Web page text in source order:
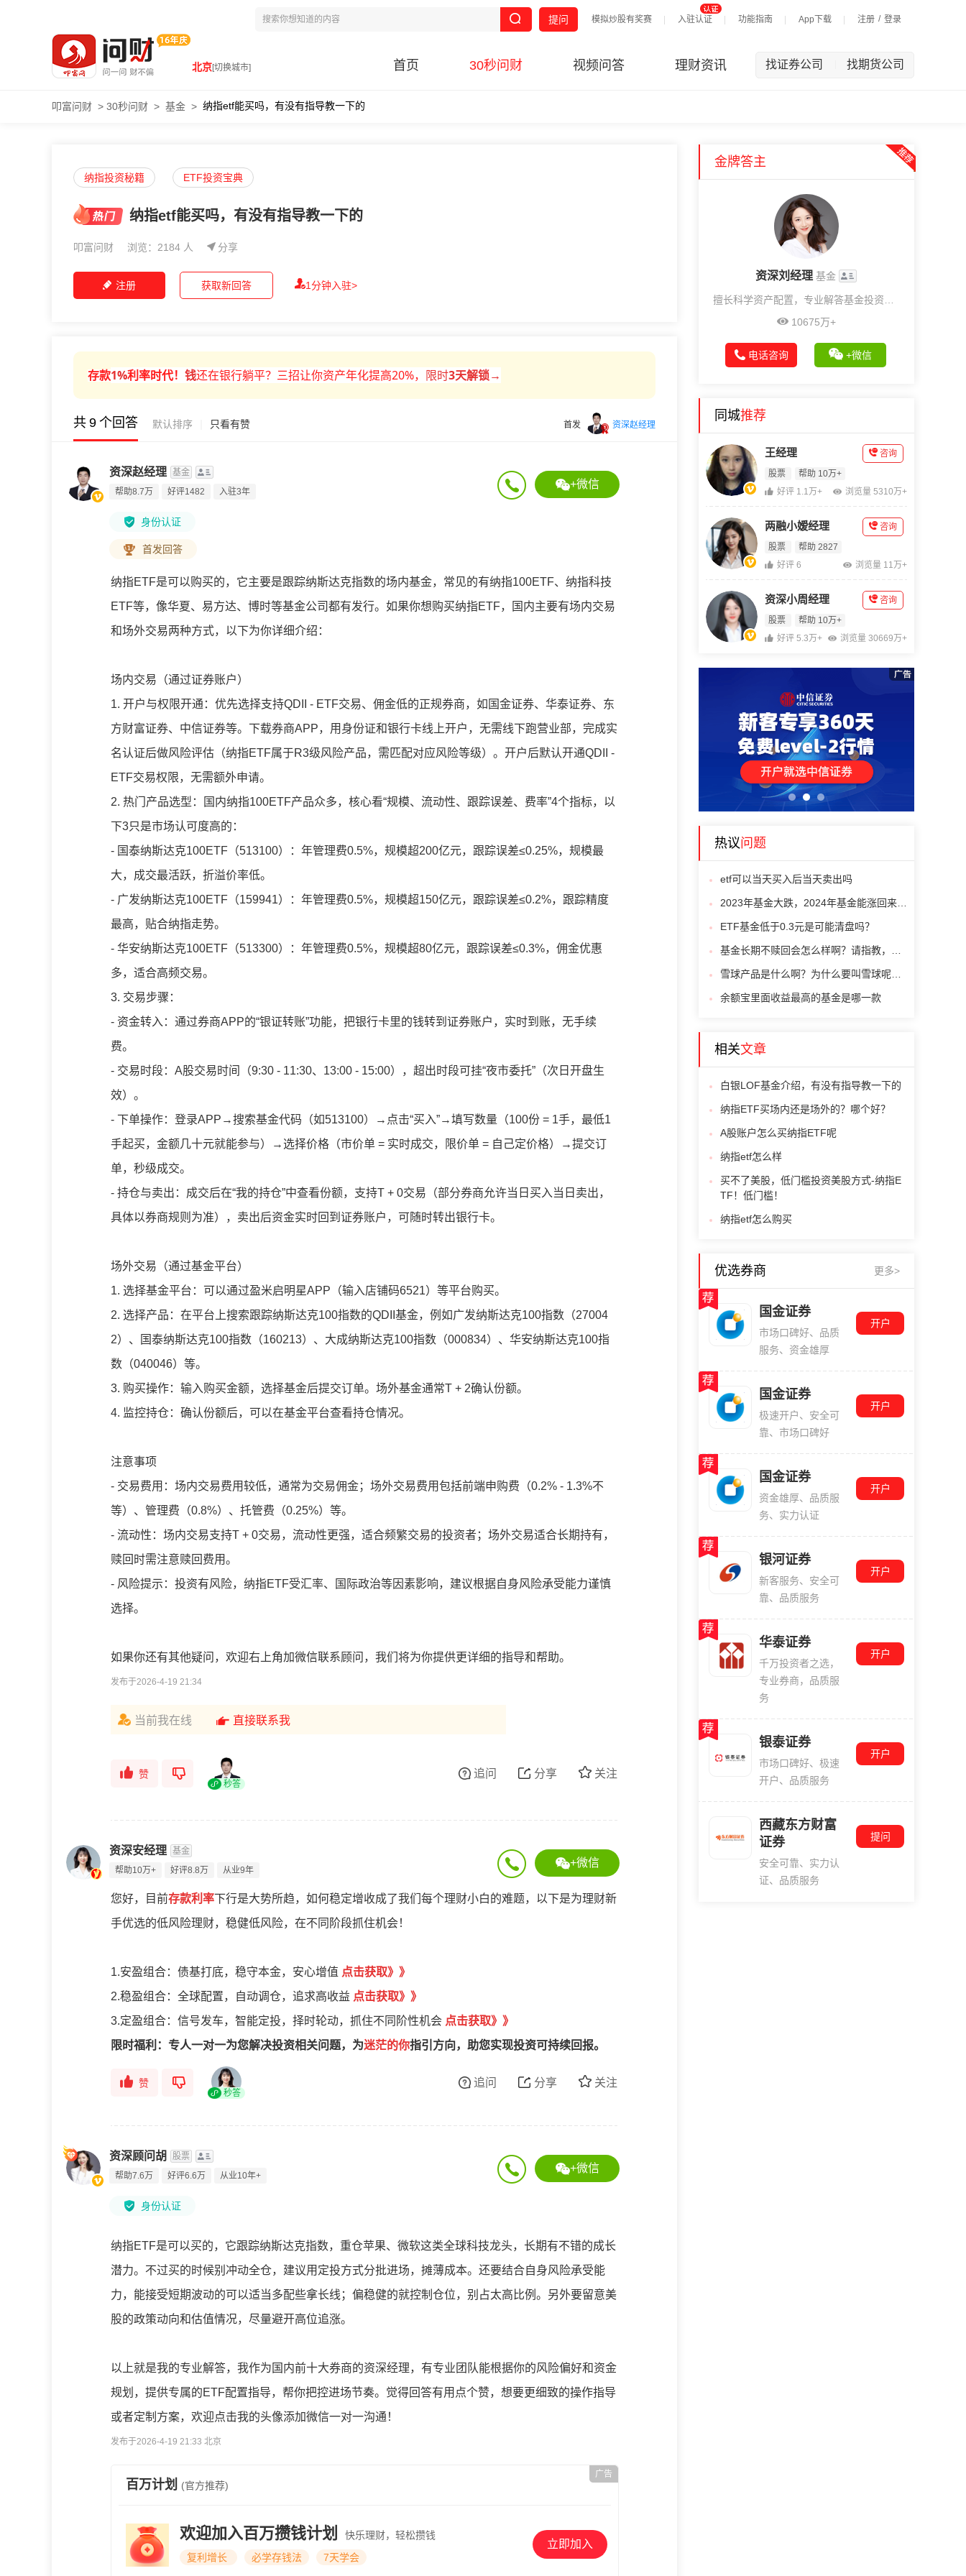
模拟炒股有奖赛 入驻认证 功能指南 App下载 注册 / 登录
提问
北京[切换城市] 首页 30秒问财 视频问答 理财资讯 找证券公司 找期货公司
叩富问财 > 30秒问财 > 基金 > 纳指etf能买吗，有没有指导教一下的
纳指投资秘籍 ETF投资宝典
纳指etf能买吗，有没有指导教一下的
叩富问财 浏览：2184 人 分享
注册 1分钟入驻>
获取新回答
存款1%利率时代！ 钱还在银行躺平？三招让你资产年化提高20%， 限时3天解锁→
共 9 个回答 默认排序 只看有赞 首发 资深赵经理
+微信
资深赵经理 基金
帮助8.7万
好评1482 入驻3年
身份认证
首发回答
纳指ETF是可以购买的，它主要是跟踪纳斯达克指数的场内基金，常见的有纳指100ETF、纳指科技
ETF等，像华夏、易方达、博时等基金公司都有发行。如果你想购买纳指ETF，国内主要有场内交易
和场外交易两种方式，以下为你详细介绍：
场内交易（通过证券账户）
1. 开户与权限开通：优先选择支持QDII - ETF交易、佣金低的正规券商，如国金证券、华泰证券、东
方财富证券、中信证券等。下载券商APP，用身份证和银行卡线上开户，无需线下跑营业部，完成实
名认证后做风险评估（纳指ETF属于R3级风险产品，需匹配对应风险等级）。开户后默认开通QDII -
ETF交易权限，无需额外申请。
2. 热门产品选型：国内纳指100ETF产品众多，核心看“规模、流动性、跟踪误差、费率”4个指标，以
下3只是市场认可度高的：
- 国泰纳斯达克100ETF（513100）：年管理费0.5%，规模超200亿元，跟踪误差≤0.25%，规模最
大，成交最活跃，折溢价率低。
- 广发纳斯达克100ETF（159941）：年管理费0.5%，规模超150亿元，跟踪误差≤0.2%，跟踪精度
最高，贴合纳指走势。
- 华安纳斯达克100ETF（513300）：年管理费0.5%，规模超80亿元，跟踪误差≤0.3%，佣金优惠
多，适合高频交易。
3. 交易步骤：
- 资金转入：通过券商APP的“银证转账”功能，把银行卡里的钱转到证券账户，实时到账，无手续
费。
- 交易时段：A股交易时间（9:30 - 11:30、13:00 - 15:00），超出时段可挂“夜市委托”（次日开盘生
效）。
- 下单操作：登录APP→搜索基金代码（如513100）→点击“买入”→填写数量（100份 = 1手，最低1
手起买，金额几十元就能参与）→选择价格（市价单 = 实时成交，限价单 = 自己定价格）→提交订
单，秒级成交。
- 持仓与卖出：成交后在“我的持仓”中查看份额，支持T + 0交易（部分券商允许当日买入当日卖出，
具体以券商规则为准），卖出后资金实时回到证券账户，可随时转出银行卡。
场外交易（通过基金平台）
1. 选择基金平台：可以通过盈米启明星APP（输入店铺码6521）等平台购买。
2. 选择产品：在平台上搜索跟踪纳斯达克100指数的QDII基金，例如广发纳斯达克100指数（27004
2）、国泰纳斯达克100指数（160213）、大成纳斯达克100指数（000834）、华安纳斯达克100指
数（040046）等。
3. 购买操作：输入购买金额，选择基金后提交订单。场外基金通常T + 2确认份额。
4. 监控持仓：确认份额后，可以在基金平台查看持仓情况。
注意事项
- 交易费用：场内交易费用较低，通常为交易佣金；场外交易费用包括前端申购费（0.2% - 1.3%不
等）、管理费（0.8%）、托管费（0.25%）等。
- 流动性：场内交易支持T + 0交易，流动性更强，适合频繁交易的投资者；场外交易适合长期持有，
赎回时需注意赎回费用。
- 风险提示：投资有风险，纳指ETF受汇率、国际政治等因素影响，建议根据自身风险承受能力谨慎
选择。
如果你还有其他疑问，欢迎右上角加微信联系顾问，我们将为你提供更详细的指导和帮助。
发布于2026-4-19 21:34
当前我在线 直接联系我
赞
秒答
关注
分享
追问
+微信
资深安经理 基金
帮助10万+
好评8.8万 从业9年
您好，目前存款利率下行是大势所趋，如何稳定增收成了我们每个理财小白的难题，以下是为理财新
手优选的低风险理财，稳健低风险，在不同阶段抓住机会！
1.安盈组合：债基打底，稳守本金，安心增值 点击获取》 》
2.稳盈组合：全球配置，自动调仓，追求高收益 点击获取》》
3.定盈组合：信号发车，智能定投，择时轮动，抓住不同阶性机会 点击获取》》
限时福利：专人一对一为您解决投资相关问题，为迷茫的你指引方向，助您实现投资可持续回报。
赞
秒答
关注
分享
追问
+微信
资深顾问胡
股票
帮助7.6万
好评6.6万 从业10年+
身份认证
纳指ETF是可以买的，它跟踪纳斯达克指数，重仓苹果、微软这类全球科技龙头，长期有不错的成长
潜力。不过买的时候别冲动全仓，建议用定投方式分批进场，摊薄成本。还要结合自身风险承受能
力，能接受短期波动的可以适当多配些拿长线；偏稳健的就控制仓位，别占太高比例。另外要留意美
股的政策动向和估值情况，尽量避开高位追涨。
以上就是我的专业解答，我作为国内前十大券商的资深经理，有专业团队能根据你的风险偏好和资金
规划，提供专属的ETF配置指导，帮你把控进场节奏。觉得回答有用点个赞，想要更细致的操作指导
或者定制方案，欢迎点击我的头像添加微信一对一沟通！
发布于2026-4-19 21:33 北京
百万计划 (官方推荐)
欢迎加入百万攒钱计划
快乐理财，轻松攒钱
复利增长
必学存钱法 7天学会
立即加入
广告
金牌答主
资深刘经理 基金
10675万+
电话咨询 +微信
同城推荐
王经理
股票 帮助 10万+
咨询
好评 1.1万+ 浏览量 5310万+
两融小嫒经理
股票 帮助 2827
咨询
好评 6 浏览量 11万+
资深小周经理
股票 帮助 10万+
咨询
好评 5.3万+ 浏览量 30669万+
1
热议问题
etf可以当天买入后当天卖出吗
ETF基金低于0.3元是可能清盘吗？
余额宝里面收益最高的基金是哪一款
相关文章
白银LOF基金介绍，有没有指导教一下的
纳指ETF买场内还是场外的？哪个好？
A股账户怎么买纳指ETF呢
纳指etf怎么样
买不了美股，低门槛投资美股方式-纳指E
TF！低门槛！
纳指etf怎么购买
优选券商 更多>
国金证券
市场口碑好、品质
服务、资金雄厚
开户
国金证券
极速开户、安全可
靠、市场口碑好
开户
国金证券
资金雄厚、品质服
务、实力认证
开户
银河证券
新客服务、安全可
靠、品质服务
开户
华泰证券
千万投资者之选，
专业券商，品质服
务
开户
银泰证券
市场口碑好、极速
开户、品质服务
开户
西藏东方财富
证券
安全可靠、实力认
证、品质服务
提问